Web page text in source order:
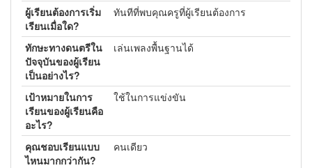
ผู้เรียนต้องการเริ่ม
เรียนเมื่อใด?
ทันทีที่พบคุณครูที่ผู้เรียนต้องการ
ทักษะทางดนตรีใน
ปัจจุบันของผู้เรียน
เป็นอย่างไร?
เล่นเพลงพื้นฐานได้
เป้าหมายในการ
เรียนของผู้เรียนคือ
อะไร?
ใช้ในการแข่งขัน
คุณชอบเรียนแบบ
ไหนมากกว่ากัน?
คนเดียว